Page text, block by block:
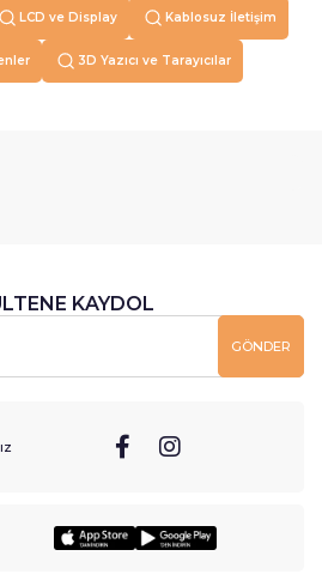
LCD ve Display Kablosuz İletişim
3D Yazıcı ve Tarayıcılar
KAYDOL
GÖNDER